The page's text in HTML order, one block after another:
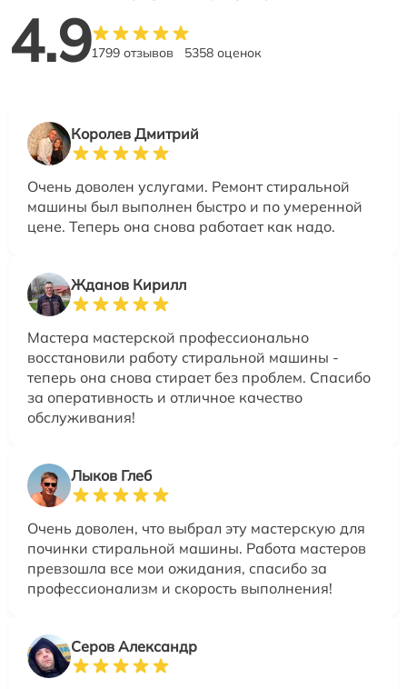
4.91799 отзывов 5358 оценок
Королев Дмитрий
Очень доволен услугами. Ремонт стиральной
машины был выполнен быстро и по умеренной
цене. Теперь она снова работает как надо.
Жданов Кирилл
Мастера мастерской профессионально
восстановили работу стиральной машины -
теперь она снова стирает без проблем. Спасибо
за оперативность и отличное качество
обслуживания!
Лыков Глеб
Очень доволен, что выбрал эту мастерскую для
починки стиральной машины. Работа мастеров
превзошла все мои ожидания, спасибо за
профессионализм и скорость выполнения!
Серов Александр